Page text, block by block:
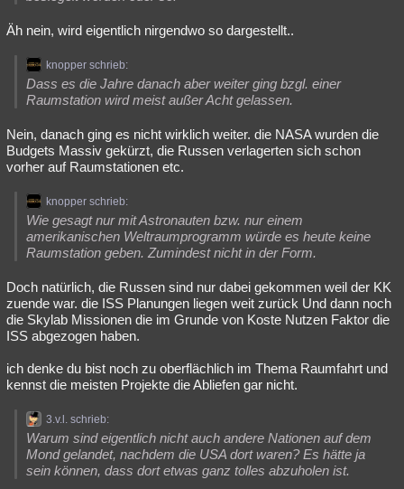
Äh nein, wird eigentlich nirgendwo so dargestellt..
knopper schrieb:
Dass es die Jahre danach aber weiter ging bzgl. einer
Raumstation wird meist außer Acht gelassen.
Nein, danach ging es nicht wirklich weiter. die NASA wurden die
Budgets Massiv gekürzt, die Russen verlagerten sich schon
vorher auf Raumstationen etc.
knopper schrieb:
Wie gesagt nur mit Astronauten bzw. nur einem
amerikanischen Weltraumprogramm würde es heute keine
Raumstation geben. Zumindest nicht in der Form.
Doch natürlich, die Russen sind nur dabei gekommen weil der KK
zuende war. die ISS Planungen liegen weit zurück Und dann noch
die Skylab Missionen die im Grunde von Koste Nutzen Faktor die
ISS abgezogen haben.
ich denke du bist noch zu oberflächlich im Thema Raumfahrt und
kennst die meisten Projekte die Abliefen gar nicht.
3.v.l. schrieb:
Warum sind eigentlich nicht auch andere Nationen auf dem
Mond gelandet, nachdem die USA dort waren? Es hätte ja
sein können, dass dort etwas ganz tolles abzuholen ist.